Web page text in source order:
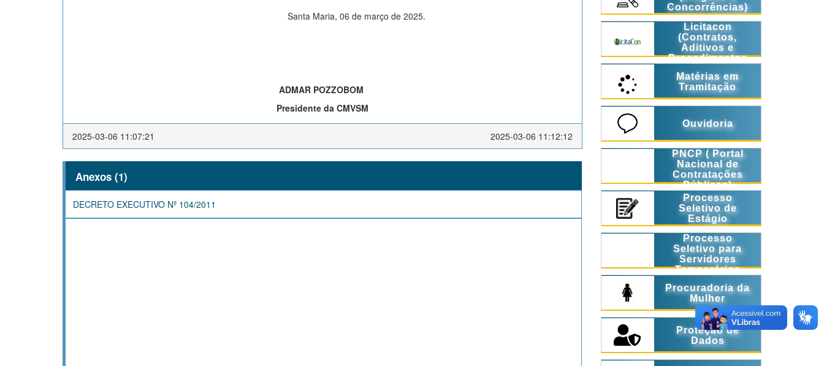
Santa Maria, 06 de março de 2025.
ADMAR POZZOBOM
Presidente da CMVSM
2025-03-06 11:07:21 2025-03-06 11:12:12
Anexos (1)
DECRETO EXECUTIVO Nº 104/2011
Concorrências)
Licitacon
(Contratos,
Aditivos e
Procedimentos
Matérias em
Tramitação
Ouvidoria
PNCP ( Portal
Nacional de
Contratações
Públicas)
Processo
Seletivo de
Estágio
Processo
Seletivo para
Servidores
Temporários
Procuradoria da
Mulher
Proteção de
Dados